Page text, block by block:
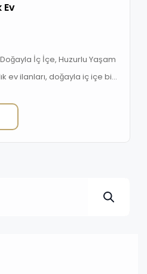
Ev
İç İçe, Huzurlu Yaşam
ev ilanları, doğayla iç içe bir
görüyor. Şehir
ve temiz havasıyla bilinen
oturum hem de